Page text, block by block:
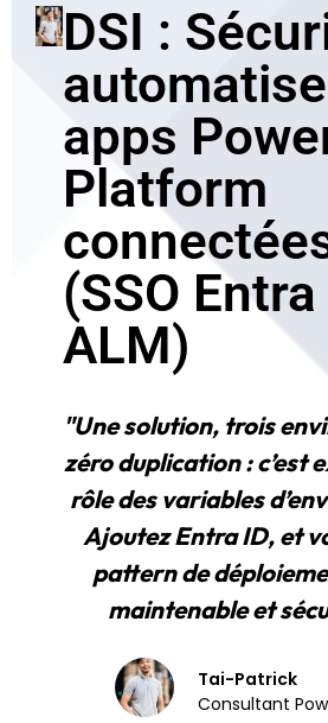
DSI :
apps
Platform
(SSO
ALM)
"Une solution, trois
zéro duplication : c’est
rôle des variables
Ajoutez Entra ID, et
pattern de
maintenable et
Tai-Patrick
Consultant